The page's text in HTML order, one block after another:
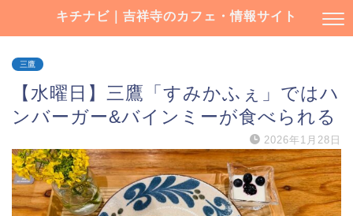
キチナビ｜吉祥寺のカフェ・情報サイト
三鷹
【水曜日】三鷹「すみかふぇ」ではハ
ンバーガー&バインミーが食べられる
2026年1月28日